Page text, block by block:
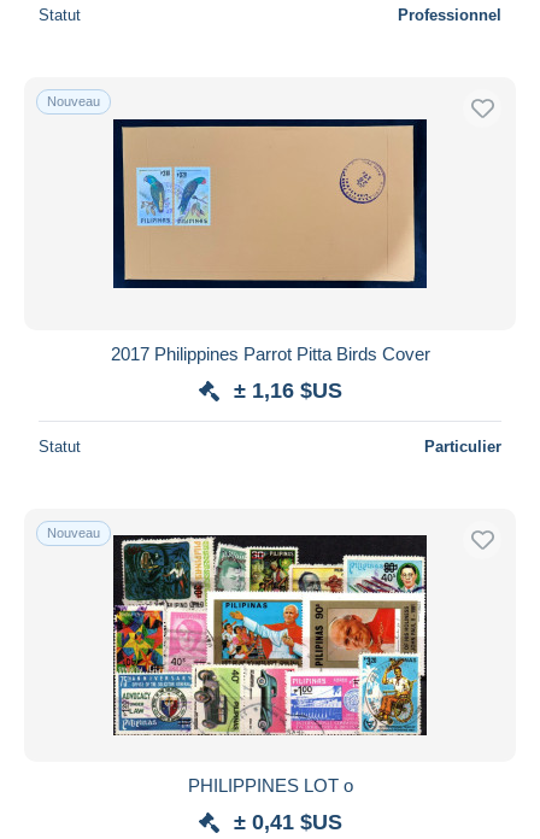
Statut Professionnel
Nouveau
2017 Philippines Parrot Pitta Birds Cover
± 1,16 $US
Statut Particulier
Nouveau
PHILIPPINES LOT o
± 0,41 $US